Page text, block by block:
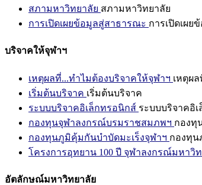
สภามหาวิทยาลัย สภามหาวิทยาลัย
การเปิดเผยข้อมูลสู่สาธารณะ การเปิดเผย
บริจาคให้จุฬาฯ
เหตุผลที่...ทำไมต้องบริจาคให้จุฬาฯ เหตุผ
เริ่มต้นบริจาค เริ่มต้นบริจาค
ระบบบริจาคอิเล็กทรอนิกส์ ระบบบริจาคอิ
กองทุนจุฬาลงกรณ์บรมราชสมภพฯ กองทุ
กองทุนภูมิคุ้มกันบำบัดมะเร็งจุฬาฯ กองทุน
โครงการอุทยาน 100 ปี จุฬาลงกรณ์มหาวิ
อัตลักษณ์มหาวิทยาลัย